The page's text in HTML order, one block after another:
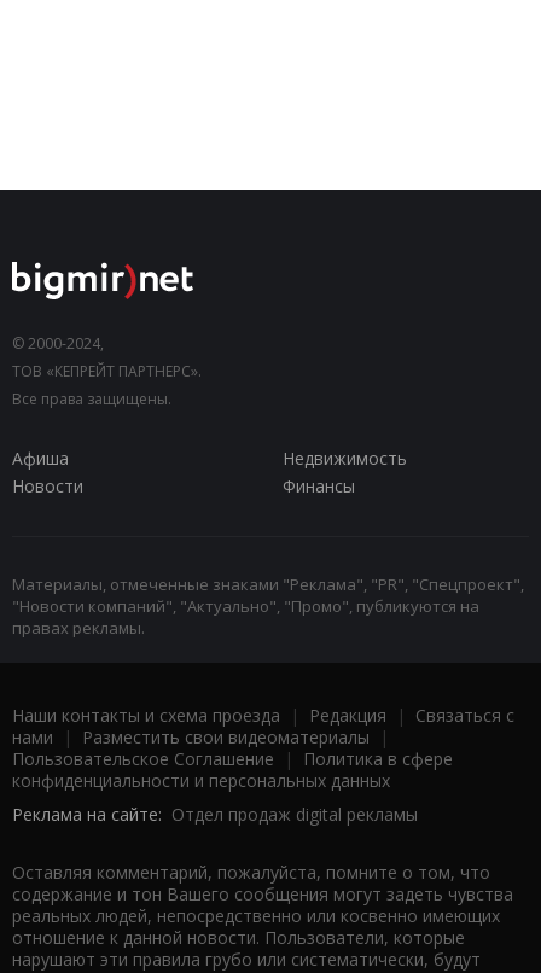
© 2000-2024,
ТОВ «КЕПРЕЙТ ПАРТНЕРС».
Все права защищены.
Афиша
Недвижимость
Новости
Финансы
Материалы, отмеченные знаками "Реклама", "PR", "Спецпроект",
"Новости компаний", "Актуально", "Промо", публикуются на
правах рекламы.
Наши контакты и схема проезда | Редакция | Связаться с
нами | Разместить свои видеоматериалы |
Пользовательское Соглашение |
Политика в сфере
конфиденциальности и персональных данных
Реклама на сайте: Отдел продаж digital рекламы
Оставляя комментарий, пожалуйста, помните о том, что
содержание и тон Вашего сообщения могут задеть чувства
реальных людей, непосредственно или косвенно имеющих
отношение к данной новости. Пользователи, которые
нарушают эти правила грубо или систематически, будут